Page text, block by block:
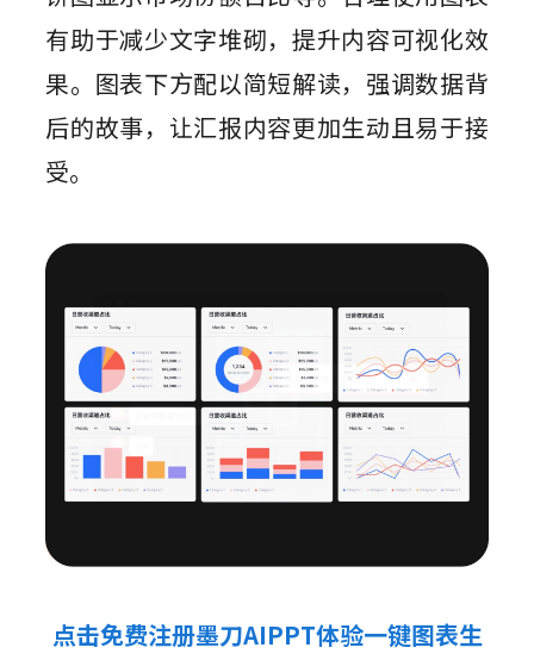
有助于减少文字堆砌，提升内容可视化效
果。图表下方配以简短解读，强调数据背
后的故事，让汇报内容更加生动且易于接
受。
点击免费注册墨刀AIPPT体验一键图表生